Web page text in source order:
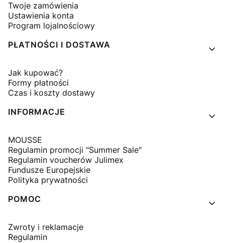
Twoje zamówienia
Ustawienia konta
Program lojalnościowy
PŁATNOŚCI I DOSTAWA
Jak kupować?
Formy płatności
Czas i koszty dostawy
INFORMACJE
MOUSSE
Regulamin promocji "Summer Sale"
Regulamin voucherów Julimex
Fundusze Europejskie
Polityka prywatności
POMOC
Zwroty i reklamacje
Regulamin